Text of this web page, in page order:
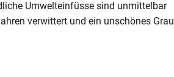
Umwelteinfüsse sind unmittelbar
verwittert und ein unschönes Grau